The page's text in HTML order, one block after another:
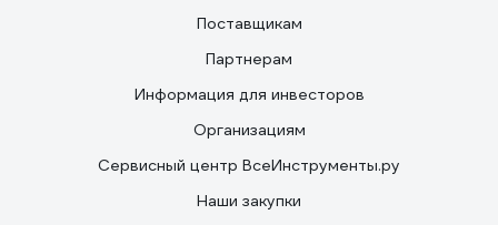
Поставщикам
Партнерам
Информация для инвесторов
Организациям
Сервисный центр ВсеИнструменты.ру
Наши закупки